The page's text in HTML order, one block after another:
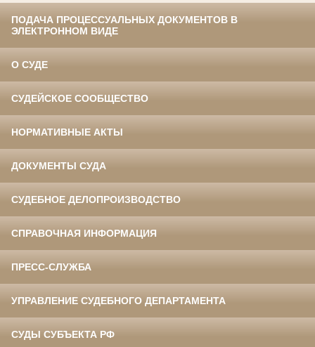
ПОДАЧА ПРОЦЕССУАЛЬНЫХ ДОКУМЕНТОВ В
ЭЛЕКТРОННОМ ВИДЕ
О СУДЕ
СУДЕЙСКОЕ СООБЩЕСТВО
НОРМАТИВНЫЕ АКТЫ
ДОКУМЕНТЫ СУДА
СУДЕБНОЕ ДЕЛОПРОИЗВОДСТВО
СПРАВОЧНАЯ ИНФОРМАЦИЯ
ПРЕСС-СЛУЖБА
УПРАВЛЕНИЕ СУДЕБНОГО ДЕПАРТАМЕНТА
СУДЫ СУБЪЕКТА РФ